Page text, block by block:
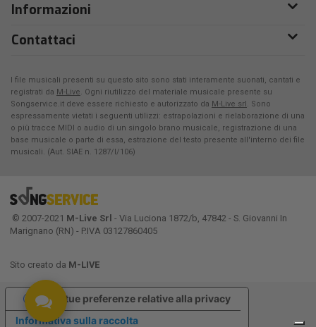
Informazioni
Contattaci
I file musicali presenti su questo sito sono stati interamente suonati, cantati e
registrati da M-Live. Ogni riutilizzo del materiale musicale presente su
Songservice.it deve essere richiesto e autorizzato da M-Live srl . Sono
espressamente vietati i seguenti utilizzi: estrapolazioni e rielaborazione di una
o più tracce MIDI o audio di un singolo brano musicale, registrazione di una
base musicale o parte di essa, estrazione del testo presente all'interno dei file
musicali. (Aut. SIAE n. 1287/I/106)
© 2007-2021 M-Live Srl - Via Luciona 1872/b, 47842 - S. Giovanni In
Marignano (RN) - P.IVA 03127860405
Sito creato da M-LIVE
Informativa sulla raccolta
Le tue preferenze relative alla privacy